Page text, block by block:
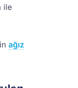
ile
ağız